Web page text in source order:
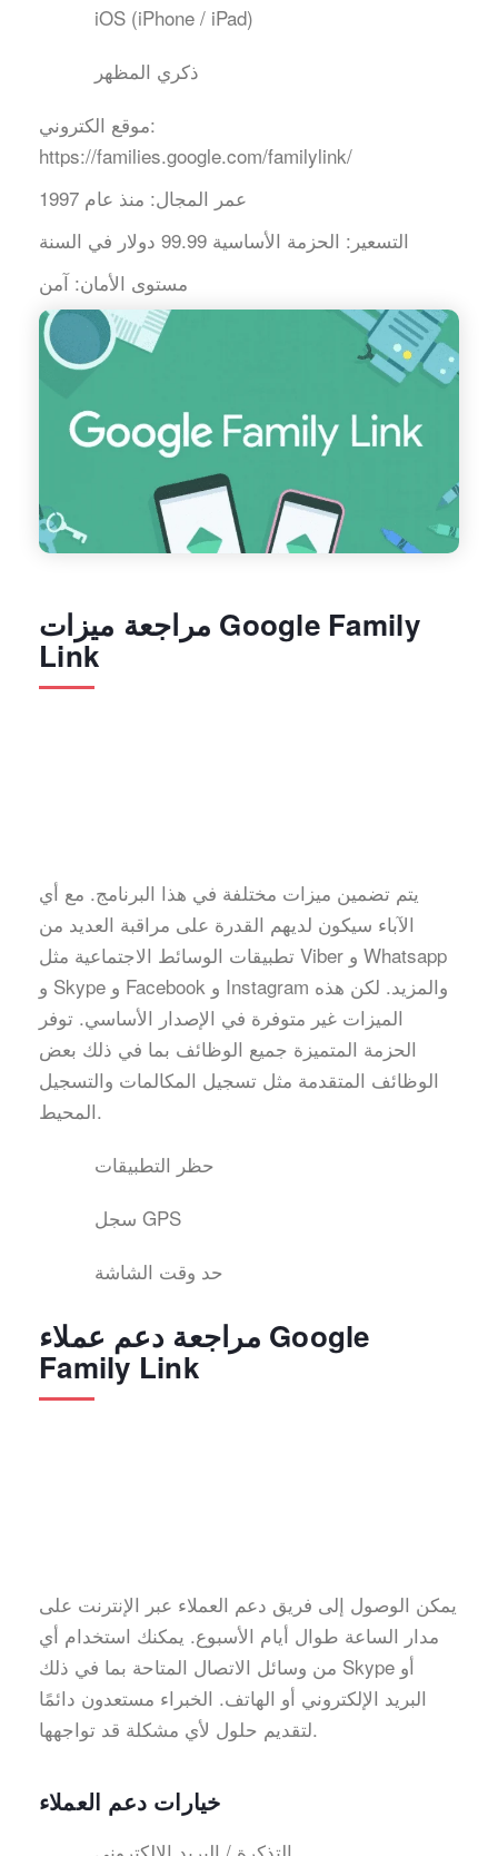
iOS (iPhone / iPad)
ذكري المظهر
موقع الكتروني:
https://families.google.com/familylink/
عمر المجال: منذ عام 1997
التسعير: الحزمة الأساسية 99.99 دولار في السنة
مستوى الأمان: آمن
مراجعة ميزات Google Family
Link
يتم تضمين ميزات مختلفة في هذا البرنامج. مع أي
الآباء سيكون لديهم القدرة على مراقبة العديد من
تطبيقات الوسائط الاجتماعية مثل Viber و Whatsapp
و Skype و Facebook و Instagram والمزيد. لكن هذه
الميزات غير متوفرة في الإصدار الأساسي. توفر
الحزمة المتميزة جميع الوظائف بما في ذلك بعض
الوظائف المتقدمة مثل تسجيل المكالمات والتسجيل
المحيط.
حظر التطبيقات
سجل GPS
حد وقت الشاشة
مراجعة دعم عملاء Google
Family Link
يمكن الوصول إلى فريق دعم العملاء عبر الإنترنت على
مدار الساعة طوال أيام الأسبوع. يمكنك استخدام أي
من وسائل الاتصال المتاحة بما في ذلك Skype أو
البريد الإلكتروني أو الهاتف. الخبراء مستعدون دائمًا
لتقديم حلول لأي مشكلة قد تواجهها.
خيارات دعم العملاء